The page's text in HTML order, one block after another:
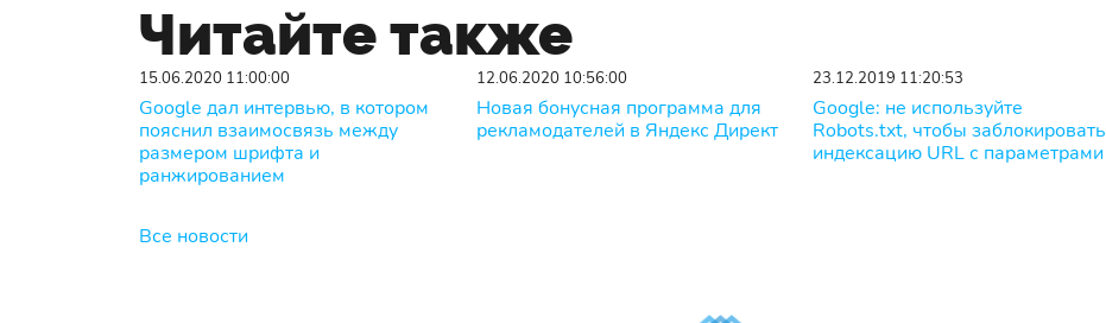
Читайте также
15.06.2020 11:00:00
Google дал интервью, в котором
пояснил взаимосвязь между
размером шрифта и
ранжированием
12.06.2020 10:56:00
Новая бонусная программа для
рекламодателей в Яндекс Директ
23.12.2019 11:20:53
Google: не используйте
Robots.txt, чтобы заблокировать
индексацию URL с параметрами
Все новости